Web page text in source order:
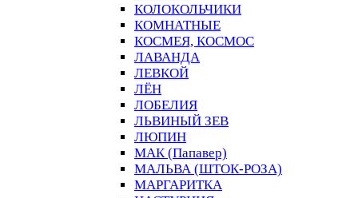
КОЛОКОЛЬЧИКИ
КОМНАТНЫЕ
КОСМЕЯ, КОСМОС
ЛАВАНДА
ЛЕВКОЙ
ЛЁН
ЛОБЕЛИЯ
ЛЬВИНЫЙ ЗЕВ
ЛЮПИН
МАК (Папавер)
МАЛЬВА (ШТОК-РОЗА)
МАРГАРИТКА